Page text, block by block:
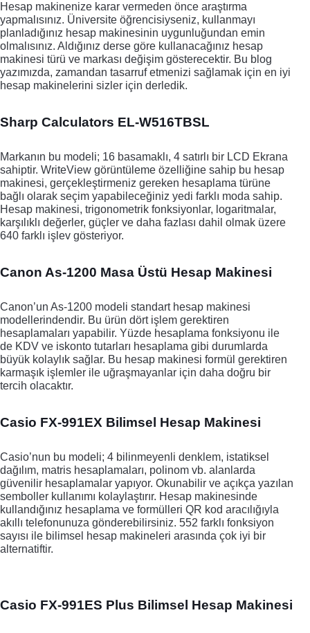
Hesap makinenize karar vermeden önce araştırma
yapmalısınız. Üniversite öğrencisiyseniz, kullanmayı
planladığınız hesap makinesinin uygunluğundan emin
olmalısınız. Aldığınız derse göre kullanacağınız hesap
makinesi türü ve markası değişim gösterecektir. Bu blog
yazımızda, zamandan tasarruf etmenizi sağlamak için en iyi
hesap makinelerini sizler için derledik.
Sharp Calculators EL-W516TBSL
Markanın bu modeli; 16 basamaklı, 4 satırlı bir LCD Ekrana
sahiptir. WriteView görüntüleme özelliğine sahip bu hesap
makinesi, gerçekleştirmeniz gereken hesaplama türüne
bağlı olarak seçim yapabileceğiniz yedi farklı moda sahip.
Hesap makinesi, trigonometrik fonksiyonlar, logaritmalar,
karşılıklı değerler, güçler ve daha fazlası dahil olmak üzere
640 farklı işlev gösteriyor.
Canon As-1200 Masa Üstü Hesap Makinesi
Canon’un As-1200 modeli standart hesap makinesi
modellerindendir. Bu ürün dört işlem gerektiren
hesaplamaları yapabilir. Yüzde hesaplama fonksiyonu ile
de KDV ve iskonto tutarları hesaplama gibi durumlarda
büyük kolaylık sağlar. Bu hesap makinesi formül gerektiren
karmaşık işlemler ile uğraşmayanlar için daha doğru bir
tercih olacaktır.
Casio FX-991EX Bilimsel Hesap Makinesi
Casio’nun bu modeli; 4 bilinmeyenli denklem, istatiksel
dağılım, matris hesaplamaları, polinom vb. alanlarda
güvenilir hesaplamalar yapıyor. Okunabilir ve açıkça yazılan
semboller kullanımı kolaylaştırır. Hesap makinesinde
kullandığınız hesaplama ve formülleri QR kod aracılığıyla
akıllı telefonunuza gönderebilirsiniz. 552 farklı fonksiyon
sayısı ile bilimsel hesap makineleri arasında çok iyi bir
alternatiftir.
Casio FX-991ES Plus Bilimsel Hesap Makinesi